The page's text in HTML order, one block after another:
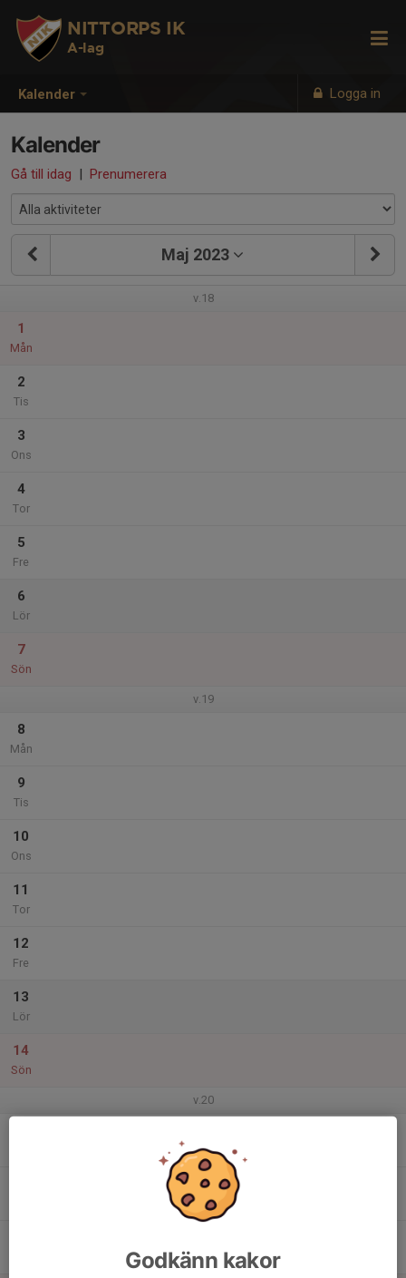
Kalender Logga in
NITTORPS IK
A-lag
Kalender
Gå till idag | Prenumerera
Maj 2023
v.18
1
Mån
2
Tis
3
Ons
4
Tor
5
Fre
6
Lör
7
Sön
v.19
8
Mån
9
Tis
10
Ons
11
Tor
12
Fre
13
Lör
14
Sön
v.20
Godkänn kakor